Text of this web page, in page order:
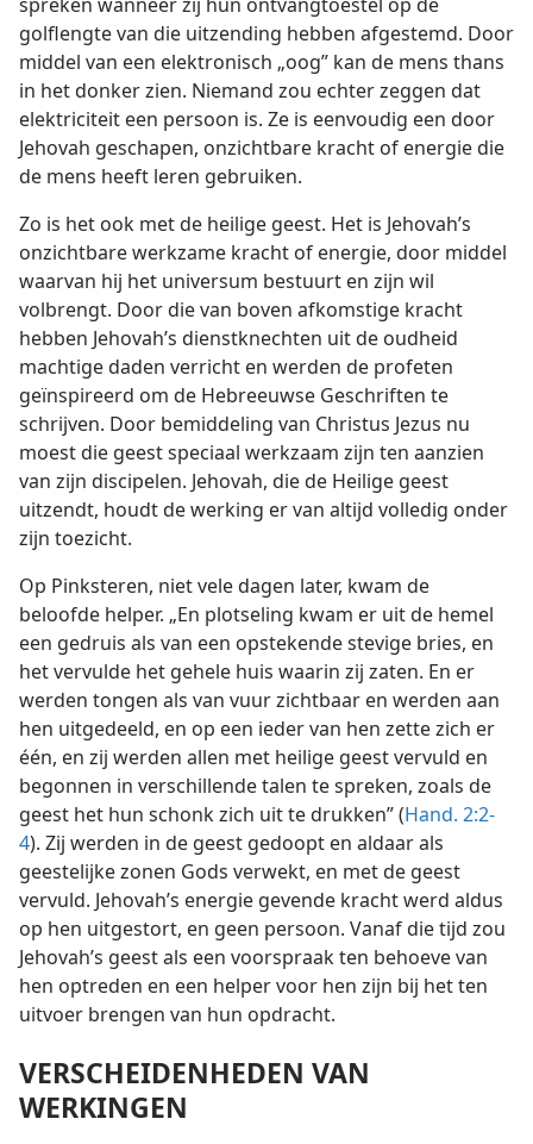
golflengte van die uitzending hebben afgestemd. Door
middel van een elektronisch „oog” kan de mens
thans in het donker zien. Niemand zou echter zeggen
dat elektriciteit een persoon is. Ze is eenvoudig een
door Jehovah geschapen, onzichtbare kracht of
energie die de mens heeft leren gebruiken.
Zo is het ook met de heilige geest. Het is Jehovah’s
onzichtbare werkzame kracht of energie, door middel
waarvan hij het universum bestuurt en zijn wil
volbrengt. Door die van boven afkomstige kracht
hebben Jehovah’s dienstknechten uit de oudheid
machtige daden verricht en werden de profeten
geïnspireerd om de Hebreeuwse Geschriften te
schrijven. Door bemiddeling van Christus Jezus nu
moest die geest speciaal werkzaam zijn ten aanzien
van zijn discipelen. Jehovah, die de Heilige geest
uitzendt, houdt de werking er van altijd volledig onder
zijn toezicht.
Op Pinksteren, niet vele dagen later, kwam de
beloofde helper. „En plotseling kwam er uit de hemel
een gedruis als van een opstekende stevige bries, en
het vervulde het gehele huis waarin zij zaten. En er
werden tongen als van vuur zichtbaar en werden aan
hen uitgedeeld, en op een ieder van hen zette zich er
één, en zij werden allen met heilige geest vervuld en
begonnen in verschillende talen te spreken, zoals de
geest het hun schonk zich uit te drukken” (Hand. 2:2-
4). Zij werden in de geest gedoopt en aldaar als
geestelijke zonen Gods verwekt, en met de geest
vervuld. Jehovah’s energie gevende kracht werd aldus
op hen uitgestort, en geen persoon. Vanaf die tijd zou
Jehovah’s geest als een voorspraak ten behoeve van
hen optreden en een helper voor hen zijn bij het ten
uitvoer brengen van hun opdracht.
VERSCHEIDENHEDEN VAN
WERKINGEN